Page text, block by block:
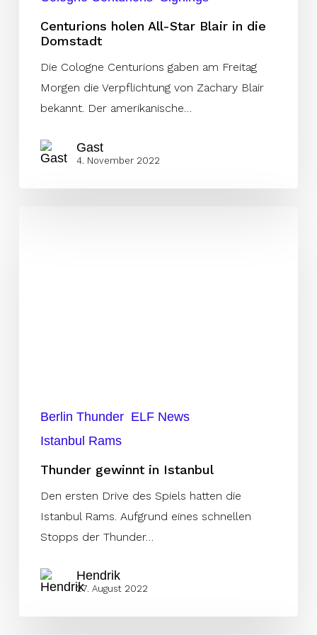
Centurions holen All-Star Blair in die
Domstadt
Die Cologne Centurions gaben am Freitag
Morgen die Verpflichtung von Zachary Blair
bekannt. Der amerikanische…
Gast
4. November 2022
Berlin Thunder ELF News
Istanbul Rams
Thunder gewinnt in Istanbul
Den ersten Drive des Spiels hatten die
Istanbul Rams. Aufgrund eines schnellen
Stopps der Thunder…
Hendrik
27. August 2022